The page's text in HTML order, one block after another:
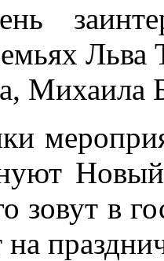
Льва
Михаила
зовут в
на